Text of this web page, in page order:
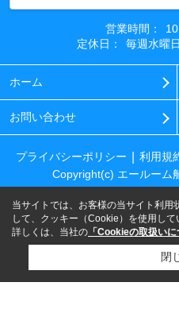
営業時間：
定休日：
毎週水曜
ホーム
お問い合わせ
プライバシーポリシー 利用規
Copyright(c) エールーム
当サイトでは、お客様の当サイト利用
して、クッキー（Cookie）を使用して
詳しくは、当社の 「Cookieの取扱いに
閉